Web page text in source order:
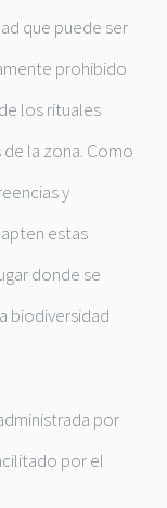
que puede ser
prohibido
los rituales
la zona. Como
y
estas
donde se
biodiversidad
por
por el